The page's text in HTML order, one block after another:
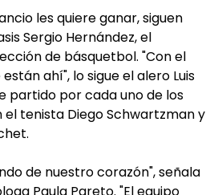
les quiere ganar, siguen
Sergio Hernández, el
de básquetbol. "Con el
ahí", lo sigue el alero Luis
partido por cada uno de los
tenista Diego Schwartzman y
de nuestro corazón", señala